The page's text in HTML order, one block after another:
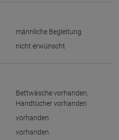
männliche Begleitung
nicht erwünscht
Bettwäsche vorhanden,
Handtücher vorhanden
vorhanden
vorhanden